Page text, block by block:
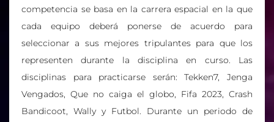
competencia se basa en la carrera espacial en la que
cada equipo deberá ponerse de acuerdo para
seleccionar a sus mejores tripulantes para que los
representen durante la disciplina en curso. Las
disciplinas para practicarse serán: Tekken7, Jenga
Vengados, Que no caiga el globo, Fifa 2023, Crash
Bandicoot, Wally y Futbol. Durante un periodo de